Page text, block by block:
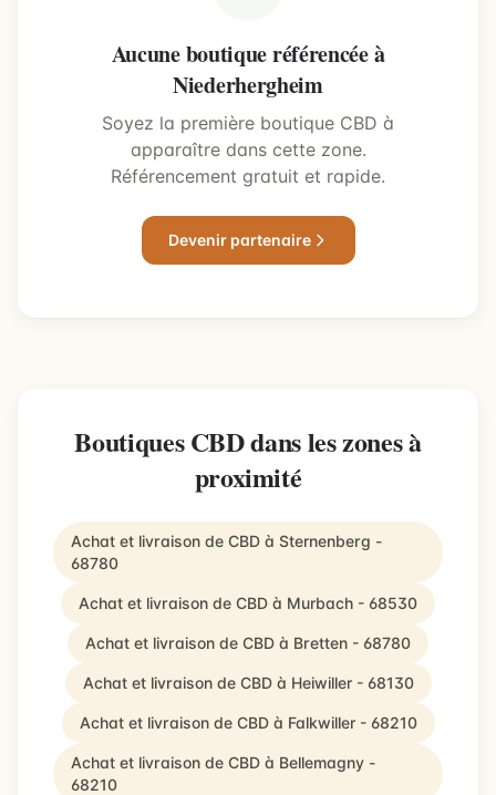
Aucune boutique référencée à
Niederhergheim
Soyez la première boutique CBD à
apparaître dans cette zone.
Référencement gratuit et rapide.
Devenir partenaire
Boutiques CBD dans les zones à
proximité
Achat et livraison de CBD à Sternenberg -
68780
Achat et livraison de CBD à Murbach - 68530
Achat et livraison de CBD à Bretten - 68780
Achat et livraison de CBD à Heiwiller - 68130
Achat et livraison de CBD à Falkwiller - 68210
Achat et livraison de CBD à Bellemagny -
68210